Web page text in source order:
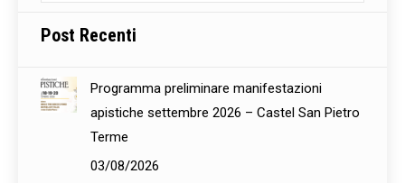
Post Recenti
Programma preliminare manifestazioni
apistiche settembre 2026 – Castel San Pietro
Terme
03/08/2026